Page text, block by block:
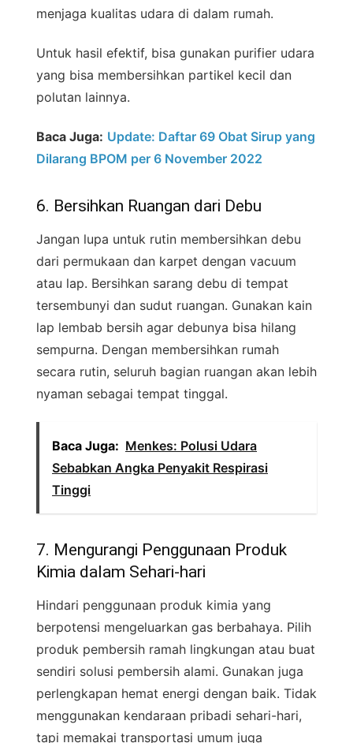
menjaga kualitas udara di dalam rumah.
Untuk hasil efektif, bisa gunakan purifier udara
yang bisa membersihkan partikel kecil dan
polutan lainnya.
Baca Juga: Update: Daftar 69 Obat Sirup yang
Dilarang BPOM per 6 November 2022
6. Bersihkan Ruangan dari Debu
Jangan lupa untuk rutin membersihkan debu
dari permukaan dan karpet dengan vacuum
atau lap. Bersihkan sarang debu di tempat
tersembunyi dan sudut ruangan. Gunakan kain
lap lembab bersih agar debunya bisa hilang
sempurna. Dengan membersihkan rumah
secara rutin, seluruh bagian ruangan akan lebih
nyaman sebagai tempat tinggal.
Baca Juga: Menkes: Polusi Udara
Sebabkan Angka Penyakit Respirasi
Tinggi
7. Mengurangi Penggunaan Produk
Kimia dalam Sehari-hari
Hindari penggunaan produk kimia yang
berpotensi mengeluarkan gas berbahaya. Pilih
produk pembersih ramah lingkungan atau buat
sendiri solusi pembersih alami. Gunakan juga
perlengkapan hemat energi dengan baik. Tidak
menggunakan kendaraan pribadi sehari-hari,
tapi memakai transportasi umum juga